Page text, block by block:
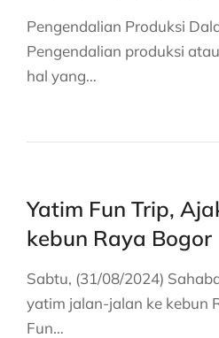
Pengendalian Produksi
Pengendalian produksi
hal yang…
Yatim Fun Trip,
kebun Raya Bogor
Sabtu, (31/08/2024)
yatim jalan-jalan ke kebun
Fun…